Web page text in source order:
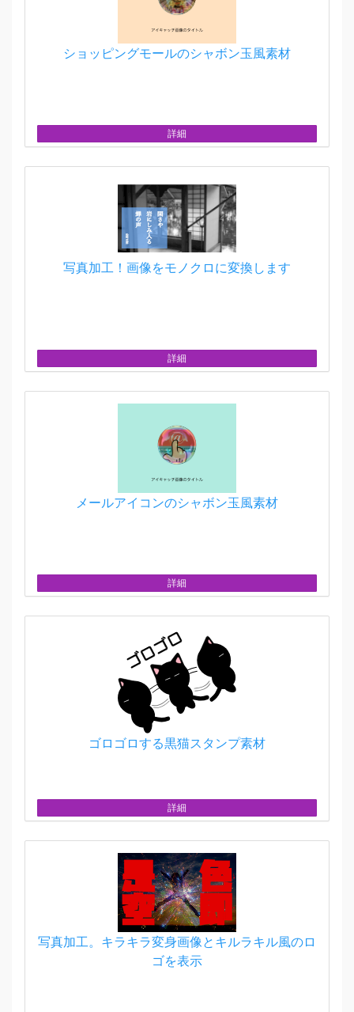
ショッピングモールのシャボン玉風素材
詳細
写真加工！画像をモノクロに変換します
詳細
メールアイコンのシャボン玉風素材
詳細
ゴロゴロする黒猫スタンプ素材
詳細
写真加工。キラキラ変身画像とキルラキル風のロ
ゴを表示